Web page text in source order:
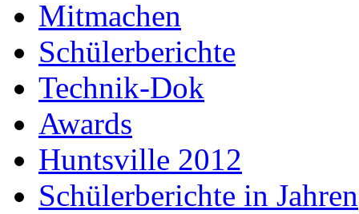
Mitmachen
Schülerberichte
Technik-Dok
Awards
Huntsville 2012
Schülerberichte in Jahren